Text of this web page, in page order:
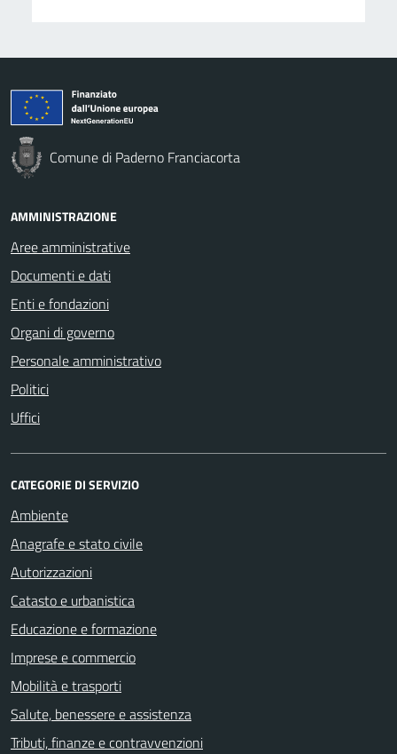
Comune di Paderno Franciacorta
AMMINISTRAZIONE
Aree amministrative
Documenti e dati
Enti e fondazioni
Organi di governo
Personale amministrativo
Politici
Uffici
CATEGORIE DI SERVIZIO
Ambiente
Anagrafe e stato civile
Autorizzazioni
Catasto e urbanistica
Educazione e formazione
Imprese e commercio
Mobilità e trasporti
Salute, benessere e assistenza
Tributi, finanze e contravvenzioni